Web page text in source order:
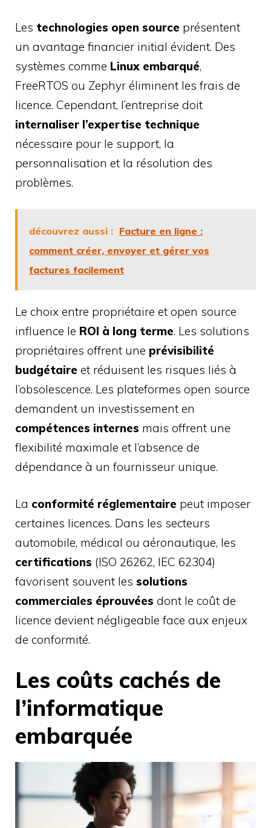
Les technologies open source présentent
un avantage financier initial évident. Des
systèmes comme Linux embarqué,
FreeRTOS ou Zephyr éliminent les frais de
licence. Cependant, l’entreprise doit
internaliser l’expertise technique
nécessaire pour le support, la
personnalisation et la résolution des
problèmes.
découvrez aussi : Facture en ligne :
comment créer, envoyer et gérer vos
factures facilement
Le choix entre propriétaire et open source
influence le ROI à long terme. Les solutions
propriétaires offrent une prévisibilité
budgétaire et réduisent les risques liés à
l’obsolescence. Les plateformes open source
demandent un investissement en
compétences internes mais offrent une
flexibilité maximale et l’absence de
dépendance à un fournisseur unique.
La conformité réglementaire peut imposer
certaines licences. Dans les secteurs
automobile, médical ou aéronautique, les
certifications (ISO 26262, IEC 62304)
favorisent souvent les solutions
commerciales éprouvées dont le coût de
licence devient négligeable face aux enjeux
de conformité.
Les coûts cachés de
l’informatique
embarquée